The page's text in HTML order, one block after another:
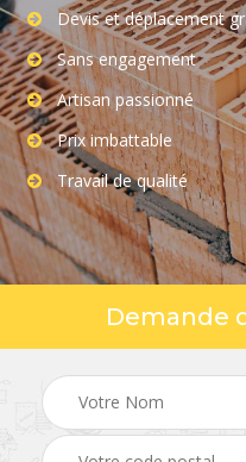
Devis et déplacement
Sans engagement
Artisan passionné
Prix imbattable
Travail de qualité
Demande